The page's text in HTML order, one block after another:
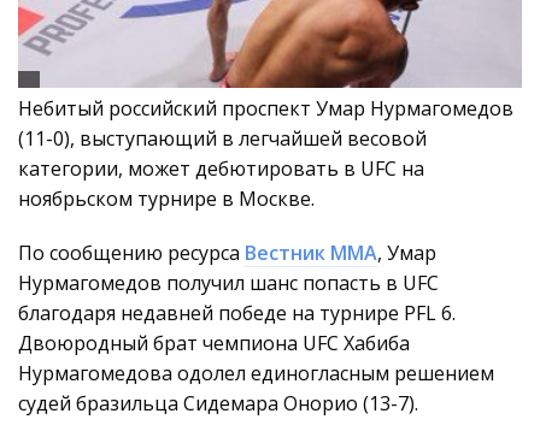
Небитый российский проспект Умар Нурмагомедов
(11-0), выступающий в легчайшей весовой
категории, может дебютировать в UFC на
ноябрьском турнире в Москве.
По сообщению ресурса Вестник ММА, Умар
Нурмагомедов получил шанс попасть в UFC
благодаря недавней победе на турнире PFL 6.
Двоюродный брат чемпиона UFC Хабиба
Нурмагомедова одолел единогласным решением
судей бразильца Сидемара Онорио (13-7).